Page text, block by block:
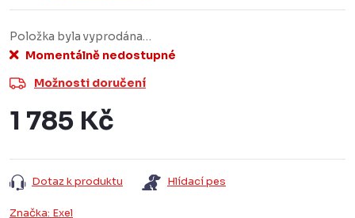
Položka byla vyprodána…
Momentálně nedostupné
Možnosti doručení
1 785 Kč
Dotaz k produktu Hlídací pes
Značka: Exel